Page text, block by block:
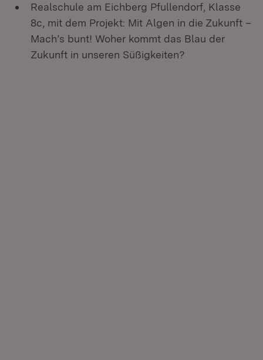
Realschule am Eichberg Pfullendorf, Klasse
8c, mit dem Projekt: Mit Algen in die Zukunft –
Mach’s bunt! Woher kommt das Blau der
Zukunft in unseren Süßigkeiten?